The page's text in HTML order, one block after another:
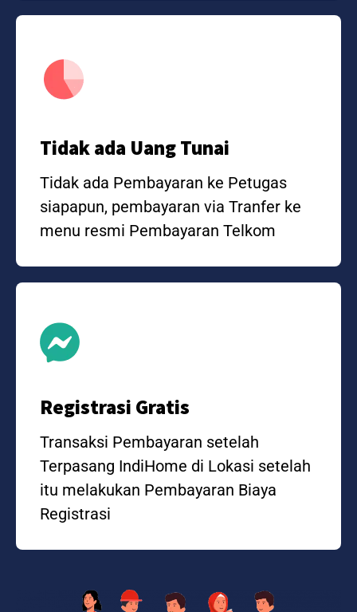
Tidak ada Uang Tunai
Tidak ada Pembayaran ke Petugas
siapapun, pembayaran via Tranfer ke
menu resmi Pembayaran Telkom
Registrasi Gratis
Transaksi Pembayaran setelah
Terpasang IndiHome di Lokasi setelah
itu melakukan Pembayaran Biaya
Registrasi